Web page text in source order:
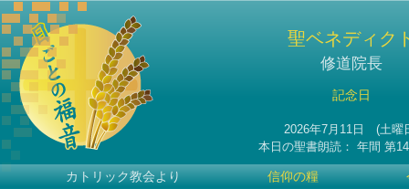
聖ベネディク
修道院長
記念日
2026年7月11日 (土曜
本日の聖書朗読： 年間 第
カトリック教会より 信仰の糧